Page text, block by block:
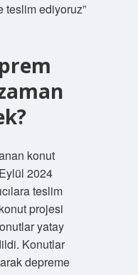
teslim ediyoruz”
konut
2024
teslim
projesi
yatay
Konutlar
depreme